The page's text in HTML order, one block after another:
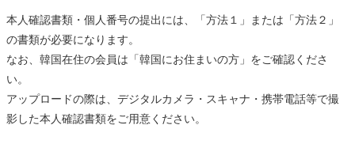
本人確認書類・個人番号の提出には、「方法１」または「方法２」
の書類が必要になります。
なお、韓国在住の会員は「韓国にお住まいの方」をご確認くださ
い。
アップロードの際は、デジタルカメラ・スキャナ・携帯電話等で撮
影した本人確認書類をご用意ください。